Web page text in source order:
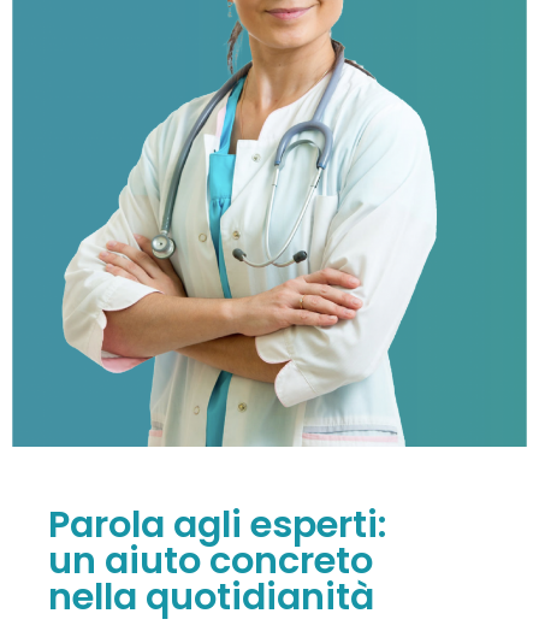
Parola agli esperti:
un aiuto concreto
nella quotidianità